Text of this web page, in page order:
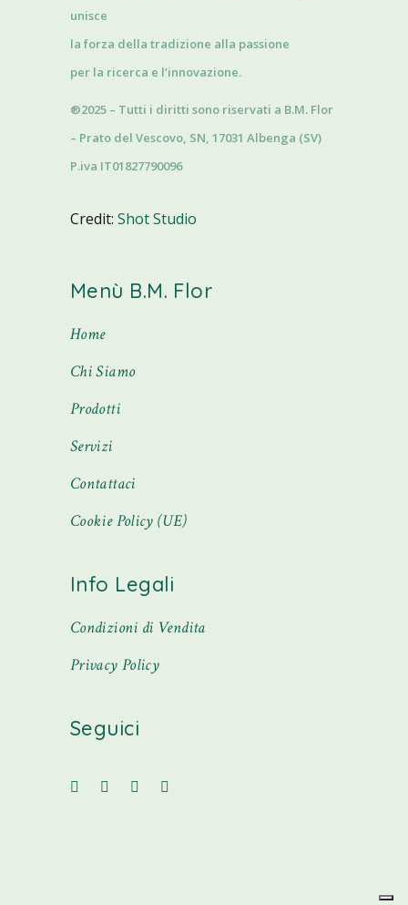
unisce
la forza della tradizione alla passione
per la ricerca e l’innovazione.
®2025 – Tutti i diritti sono riservati a B.M. Flor
– Prato del Vescovo, SN, 17031 Albenga (SV)
P.iva IT01827790096
Credit:Shot Studio
Menù B.M. Flor
Home
Chi Siamo
Prodotti
Servizi
Contattaci
Cookie Policy (UE)
Info Legali
Condizioni di Vendita
Privacy Policy
Seguici